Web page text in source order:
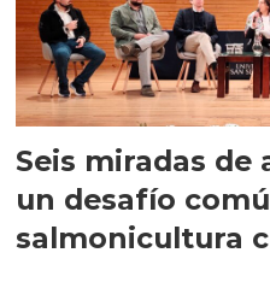
Seis miradas de
un desafío
salmonicultura